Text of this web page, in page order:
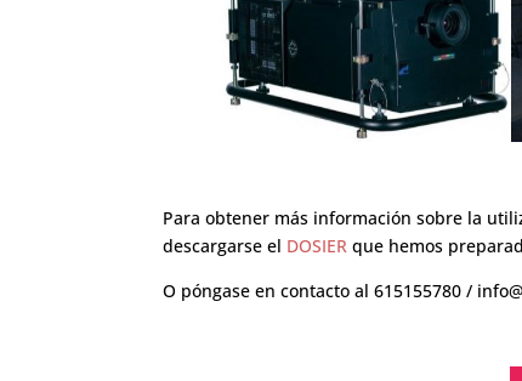
Para obtener más información sobre la
descargarse el DOSIERque hemos
O póngase en contacto al 615155780 /